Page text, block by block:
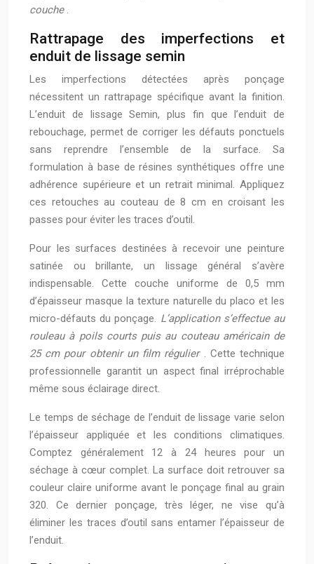
couche
Rattrapage des imperfections et
enduit de lissage semin
Les imperfections détectées après ponçage
nécessitent un rattrapage spécifique avant la finition.
L’enduit de lissage Semin, plus fin que l’enduit de
rebouchage, permet de corriger les défauts ponctuels
sans reprendre l’ensemble de la surface. Sa
formulation à base de résines synthétiques offre une
adhérence supérieure et un retrait minimal. Appliquez
ces retouches au couteau de 8 cm en croisant les
passes pour éviter les traces d’outil.
Pour les surfaces destinées à recevoir une peinture
satinée ou brillante, un lissage général s’avère
indispensable. Cette couche uniforme de 0,5 mm
d’épaisseur masque la texture naturelle du placo et les
micro-défauts du ponçage. L’application s’effectue au
rouleau à poils courts puis au couteau américain de
25 cm pour obtenir un film régulier
. Cette technique
professionnelle garantit un aspect final irréprochable
même sous éclairage direct.
Le temps de séchage de l’enduit de lissage varie selon
l’épaisseur appliquée et les conditions climatiques.
Comptez généralement 12 à 24 heures pour un
séchage à cœur complet. La surface doit retrouver sa
couleur claire uniforme avant le ponçage final au grain
320. Ce dernier ponçage, très léger, ne vise qu’à
éliminer les traces d’outil sans entamer l’épaisseur de
l’enduit.